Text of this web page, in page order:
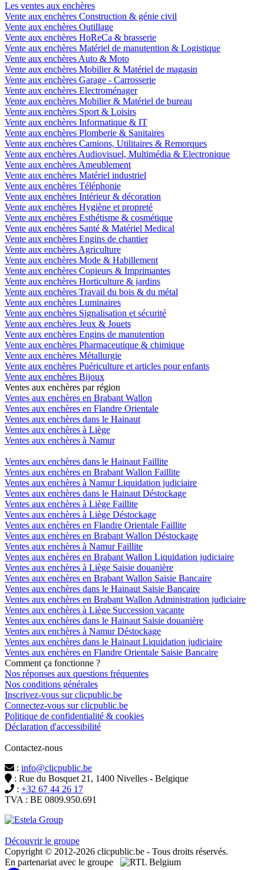
Les ventes aux enchères
Vente aux enchères Construction & génie civil
Vente aux enchères Outillage
Vente aux enchères HoReCa & brasserie
Vente aux enchères Matériel de manutention & Logistique
Vente aux enchères Auto & Moto
Vente aux enchères Mobilier & Matériel de magasin
Vente aux enchères Garage - Carrosserie
Vente aux enchères Electroménager
Vente aux enchères Mobilier & Matériel de bureau
Vente aux enchères Sport & Loisirs
Vente aux enchères Informatique & IT
Vente aux enchères Plomberie & Sanitaires
Vente aux enchères Camions, Utilitaires & Remorques
Vente aux enchères Audiovisuel, Multimédia & Electronique
Vente aux enchères Ameublement
Vente aux enchères Matériel industriel
Vente aux enchères Téléphonie
Vente aux enchères Intérieur & décoration
Vente aux enchères Hygiène et propreté
Vente aux enchères Esthétisme & cosmétique
Vente aux enchères Santé & Matériel Medical
Vente aux enchères Engins de chantier
Vente aux enchères Agriculture
Vente aux enchères Mode & Habillement
Vente aux enchères Copieurs & Imprimantes
Vente aux enchères Horticulture & jardins
Vente aux enchères Travail du bois & du métal
Vente aux enchères Luminaires
Vente aux enchères Signalisation et sécurité
Vente aux enchères Jeux & Jouets
Vente aux enchères Engins de manutention
Vente aux enchères Pharmaceutique & chimique
Vente aux enchères Métallurgie
Vente aux enchères Puériculture et articles pour enfants
Vente aux enchères Bijoux
Ventes aux enchères par région
Ventes aux enchères en Brabant Wallon
Ventes aux enchères en Flandre Orientale
Ventes aux enchères dans le Hainaut
Ventes aux enchères à Liège
Ventes aux enchères à Namur
Ventes aux enchères dans le Hainaut Faillite
Ventes aux enchères en Brabant Wallon Faillite
Ventes aux enchères à Namur Liquidation judiciaire
Ventes aux enchères dans le Hainaut Déstockage
Ventes aux enchères à Liège Faillite
Ventes aux enchères à Liège Déstockage
Ventes aux enchères en Flandre Orientale Faillite
Ventes aux enchères en Brabant Wallon Déstockage
Ventes aux enchères à Namur Faillite
Ventes aux enchères en Brabant Wallon Liquidation judiciaire
Ventes aux enchères à Liège Saisie douanière
Ventes aux enchères en Brabant Wallon Saisie Bancaire
Ventes aux enchères dans le Hainaut Saisie Bancaire
Ventes aux enchères en Brabant Wallon Administration judiciaire
Ventes aux enchères à Liège Succession vacante
Ventes aux enchères dans le Hainaut Saisie douanière
Ventes aux enchères à Namur Déstockage
Ventes aux enchères dans le Hainaut Liquidation judiciaire
Ventes aux enchères en Flandre Orientale Saisie Bancaire
Comment ça fonctionne ?
Nos réponses aux questions fréquentes
Nos conditions générales
Inscrivez-vous sur clicpublic.be
Connectez-vous sur clicpublic.be
Politique de confidentialité & cookies
Déclaration d'accessibilité
Contactez-nous
: info@clicpublic.be
: Rue du Bosquet 21, 1400 Nivelles - Belgique
: +32 67 44 26 17
TVA : BE 0809.950.691
Découvrir le groupe
Copyright © 2012-2026 clicpublic.be - Tous droits réservés.
En partenariat avec le groupe